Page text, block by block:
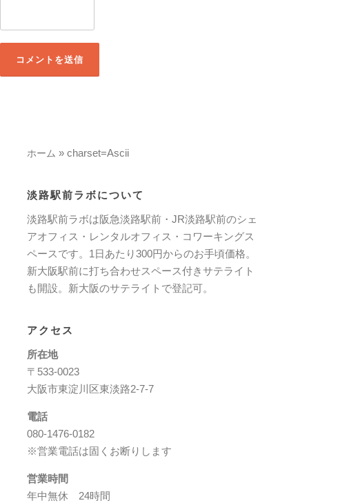
ホーム » charset=Ascii
淡路駅前ラボについて
淡路駅前ラボは阪急淡路駅前・JR淡路駅前のシェ
アオフィス・レンタルオフィス・コワーキングス
ペースです。1日あたり300円からのお手頃価格。
新大阪駅前に打ち合わせスペース付きサテライト
も開設。新大阪のサテライトで登記可。
アクセス
所在地
〒533-0023
大阪市東淀川区東淡路2-7-7
電話
080-1476-0182
※営業電話は固くお断りします
営業時間
年中無休 24時間